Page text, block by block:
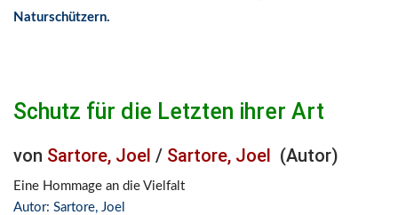
Naturschützern.
Schutz für die Letzten ihrer Art
von Sartore, Joel / Sartore, Joel (Autor)
Eine Hommage an die Vielfalt
Autor: Sartore, Joel